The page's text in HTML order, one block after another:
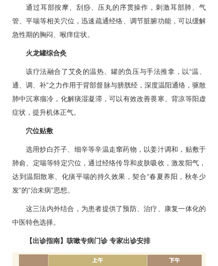
通过耳部按摩、刮痧、压丸的序贯操作，刺激耳部肺、气
管、平喘等相关穴位，迅速疏通经络、调节脏腑功能，可以缓解
急性期的胸闷、喉痒症状。
火龙罐综合灸
该疗法融合了艾灸的温热、罐的负压与手法推拿，以“温、
通、调、补”之力作用于背部督脉与膀胱经，深度温阳通络，驱散
肺中沉寒痼冷，化解痰湿凝滞，可以有效改善畏寒、背凉等阳虚
症状，提升机体正气。
穴位贴敷
选用炒白芥子、细辛等辛温走窜药物，以姜汁调和，贴敷于
肺俞、定喘等特定穴位，通过经络传导和皮肤吸收，激发阳气，
达到温阳散寒、化痰平喘的持久效果，契合“春夏养阳，秋冬少
发”的“治未病”思想。
这三法内外结合，为患者提供了预防、治疗、康复一体化的
中医特色选择。
【出诊指南】咳嗽专病门诊专家出诊安排